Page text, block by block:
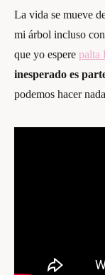
La vida se mueve
mi árbol incluso
que yo espere palta
inesperado es
podemos hacer